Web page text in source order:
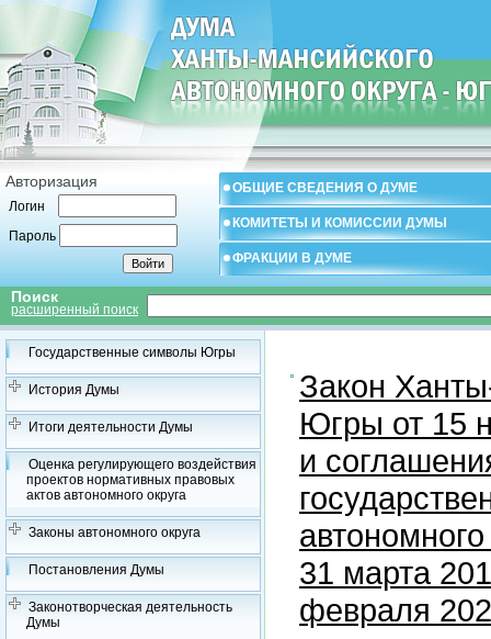
Авторизация
Логин
Пароль
ОБЩИЕ СВЕДЕНИЯ О ДУМЕ
КОМИТЕТЫ И КОМИССИИ ДУМЫ
ФРАКЦИИ В ДУМЕ
Поиск
расширенный поиск
Государственные символы Югры
История Думы
Итоги деятельности Думы
Оценка регулирующего воздействия
проектов нормативных правовых
актов автономного округа
Законы автономного округа
Постановления Думы
Законотворческая деятельность
Думы
Закон
Югры от 15
и
31 марта
февраля